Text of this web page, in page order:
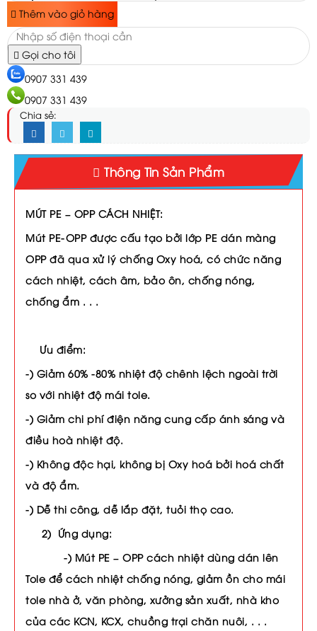
Thêm vào giỏ hàng
Gọi cho tôi
0907 331 439
0907 331 439
Chia sẻ:
Thông Tin Sản Phẩm
MÚT PE – OPP CÁCH NHIỆT:
Mút PE-OPP được cấu tạo bởi lớp PE dán màng
OPP đã qua xử lý chống Oxy hoá, có chức năng
cách nhiệt, cách âm, bảo ôn, chống nóng,
chống ẩm . . .
Ưu điểm:
-) Giảm 60% -80% nhiệt độ chênh lệch ngoài trời
so với nhiệt độ mái tole.
-) Giảm chi phí điện năng cung cấp ánh sáng và
điều hoà nhiệt độ.
-) Không độc hại, không bị Oxy hoá bởi hoá chất
và độ ẩm.
-) Dễ thi công, dễ lắp đặt, tuỏi thọ cao.
2) Ứng dụng:
-) Mút PE – OPP cách nhiệt dùng dán lên
Tole để cách nhiệt chống nóng, giảm ồn cho mái
tole nhà ở, văn phòng, xưởng sản xuất, nhà kho
của các KCN, KCX, chuồng trại chăn nuôi, . . .